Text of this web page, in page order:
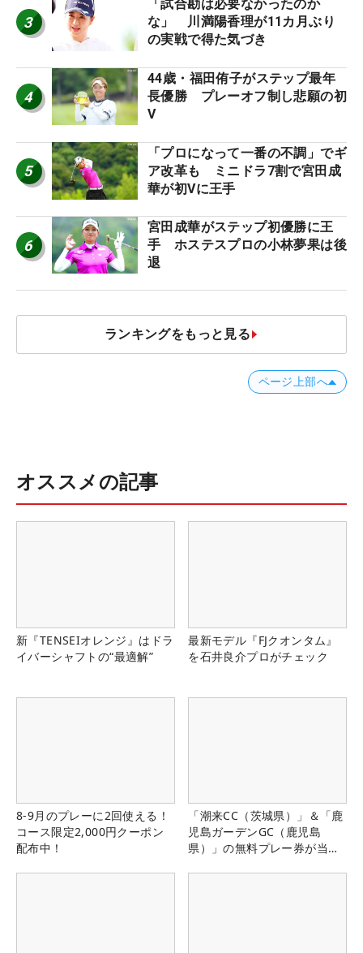
3
「試合勘は必要なかったのか
な」 川満陽香理が11カ月ぶり
の実戦で得た気づき
4
44歳・福田侑子がステップ最年
長優勝 プレーオフ制し悲願の初
V
5
「プロになって一番の不調」でギ
ア改革も ミニドラ7割で宮田成
華が初Vに王手
6
宮田成華がステップ初優勝に王
手 ホステスプロの小林夢果は後
退
ランキングをもっと見る
ページ上部へ
オススメの記事
新『TENSEIオレンジ』はドラ
イバーシャフトの“最適解”
最新モデル『FJクオンタム』
を石井良介プロがチェック
8-9月のプレーに2回使える！
コース限定2,000円クーポン
配布中！
「潮来CC（茨城県）」＆「鹿
児島ガーデンGC（鹿児島
県）」の無料プレー券が当た